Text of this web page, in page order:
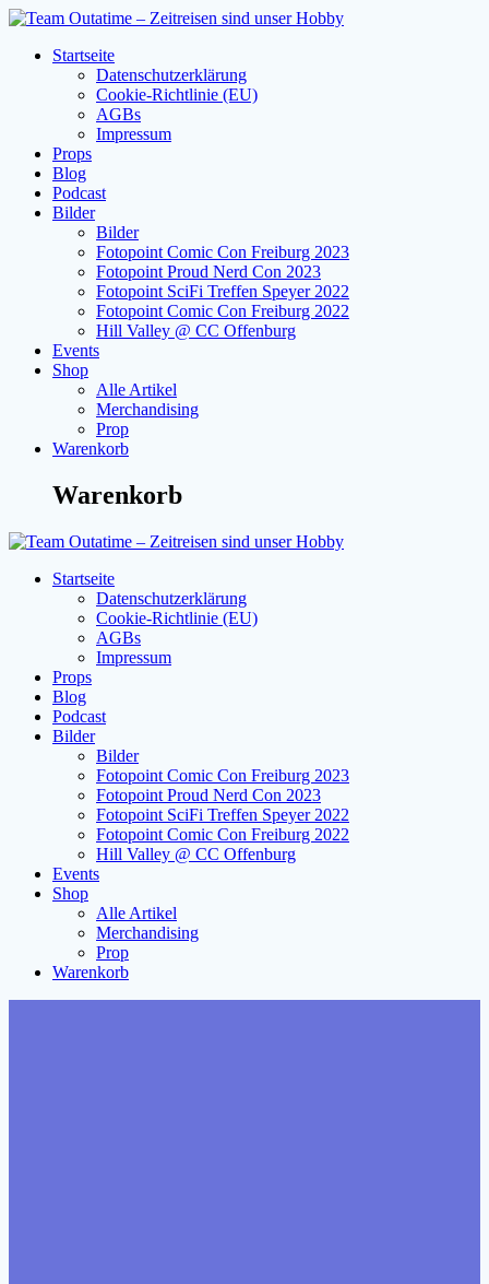
Zum
springenStartseite
Datenschutzerklärung
Cookie-Richtlinie (EU)
AGBs
Impressum
Props
Blog
Podcast
Bilder
Bilder
Fotopoint Comic Con Freiburg 2023
Fotopoint Proud Nerd Con 2023
Fotopoint SciFi Treffen Speyer 2022
Fotopoint Comic Con Freiburg 2022
Hill Valley @ CC Offenburg
Events
Shop
Alle Artikel
Merchandising
Prop
Warenkorb
Warenkorb
Startseite
Datenschutzerklärung
Cookie-Richtlinie (EU)
AGBs
Impressum
Props
Blog
Podcast
Bilder
Bilder
Fotopoint Comic Con Freiburg 2023
Fotopoint Proud Nerd Con 2023
Fotopoint SciFi Treffen Speyer 2022
Fotopoint Comic Con Freiburg 2022
Hill Valley @ CC Offenburg
Events
Shop
Alle Artikel
Merchandising
Prop
Warenkorb